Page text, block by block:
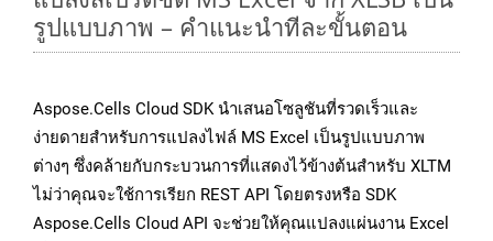
รูปแบบภาพ – คำแนะนำทีละขั้นตอน
Aspose.Cells Cloud SDK นำเสนอโซลูชันที่รวดเร็วและ
ง่ายดายสำหรับการแปลงไฟล์ MS Excel เป็นรูปแบบภาพ
ต่างๆ ซึ่งคล้ายกับกระบวนการที่แสดงไว้ข้างต้นสำหรับ XLTM
ไม่ว่าคุณจะใช้การเรียก REST API โดยตรงหรือ SDK
Aspose.Cells Cloud API จะช่วยให้คุณแปลงแผ่นงาน Excel